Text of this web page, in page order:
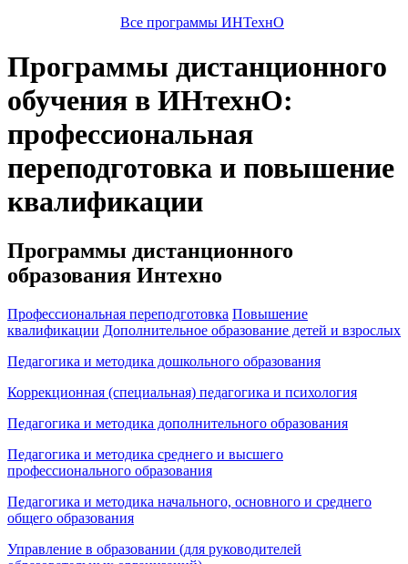
Все программы ИНТехнО
Программы дистанционного
обучения в ИНтехнО:
профессиональная
переподготовка и повышение
квалификации
Программы дистанционного
образования Интехно
Профессиональная переподготовка Повышение
квалификации Дополнительное образование детей и взрослых
Педагогика и методика дошкольного образования
Коррекционная (специальная) педагогика и психология
Педагогика и методика дополнительного образования
Педагогика и методика среднего и высшего
профессионального образования
Педагогика и методика начального, основного и среднего
общего образования
Управление в образовании (для руководителей